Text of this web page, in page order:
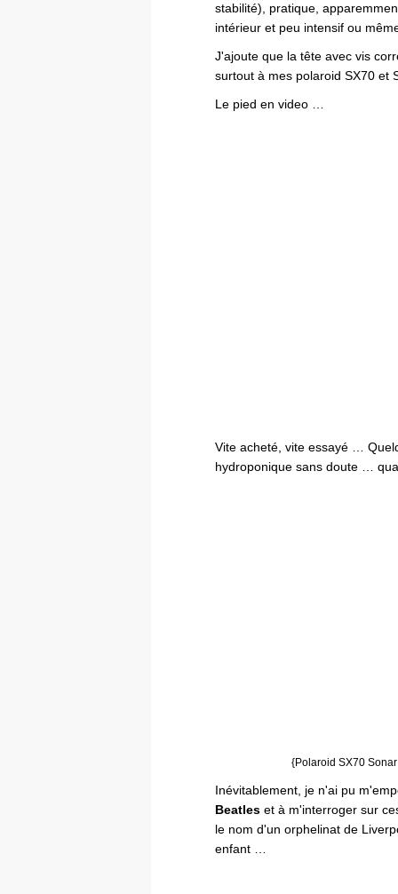
stabilité), pratique,
intérieur et peu intensif ou
J'ajoute que la tête avec vis
surtout à mes polaroid SX70 et
Le pied en video …
Vite acheté, vite essayé …
hydroponique sans doute …
{Polaroid SX70
Inévitablement, je n'ai pu
Beatles et à m'interroger sur
le nom d'un orphelinat de
enfant …